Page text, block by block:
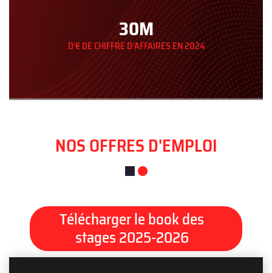
34M
D’€ DE CHIFFRE D’AFFAIRES EN 2024
NOS OFFRES D'EMPLOI
Télécharger le book des
stages 2025-2026